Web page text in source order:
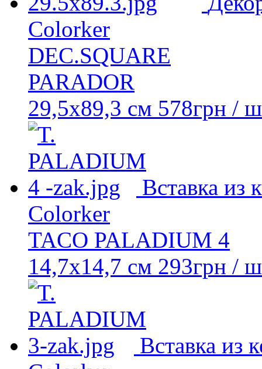
Colorker
DEC.SQUARE
PARADOR
29,5x89,3 см 578грн /
Вставка из
Colorker
TACO PALADIUM 4
14,7x14,7 см 293грн /
Вставка из